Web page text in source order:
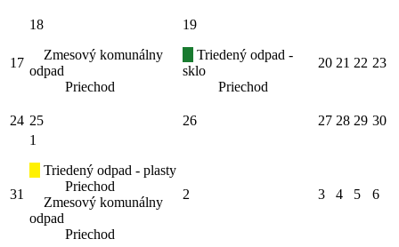
17
18
Zmesový komunálny
odpad
Priechod
19
Triedený odpad -
sklo
Priechod
20 21 22 23
24 25 26 27 28 29 30
31
1
Triedený odpad - plasty
Priechod
Zmesový komunálny
odpad
Priechod
2 3 4 5 6